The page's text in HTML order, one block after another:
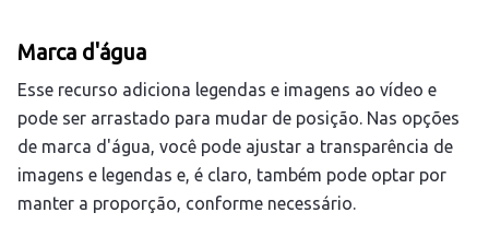
Marca d'água
Esse recurso adiciona legendas e imagens ao vídeo e
pode ser arrastado para mudar de posição. Nas opções
de marca d'água, você pode ajustar a transparência de
imagens e legendas e, é claro, também pode optar por
manter a proporção, conforme necessário.